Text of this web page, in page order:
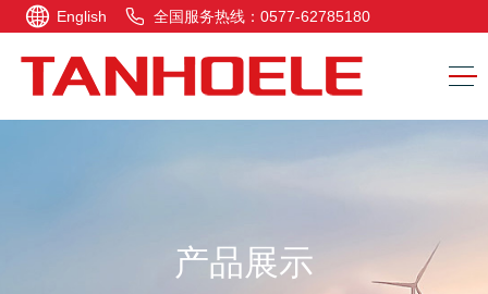
English 全国服务热线：0577-62785180
产品展示